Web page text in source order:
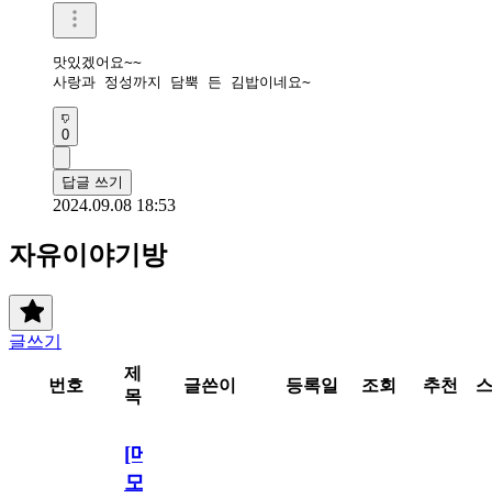
맛있겠어요~~
사랑과 정성까지 담뿍 든 김밥이네요~
0
답글 쓰기
2024.09.08 18:53
자유이야기방
글쓰기
번호
제
목
글쓴이 등록일 조회 추천
[메
모